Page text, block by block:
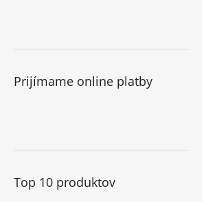
Prijímame online platby
Top 10 produktov